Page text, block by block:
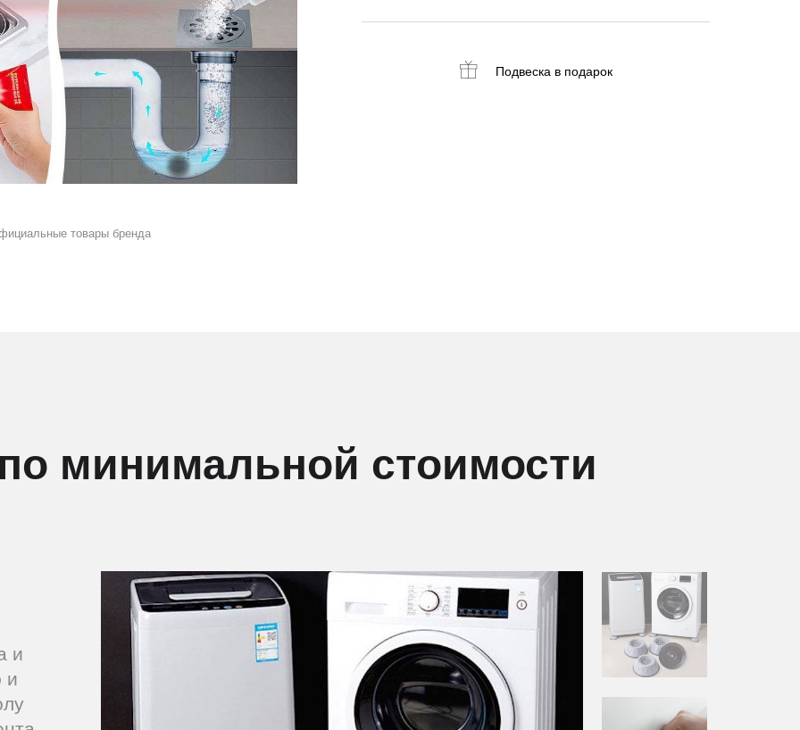
товары бренда
Подвеска в подарок
минимальной стоимости
и
и